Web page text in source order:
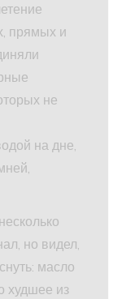
прямых и
не
на дне,
но видел,
масло
худшее из